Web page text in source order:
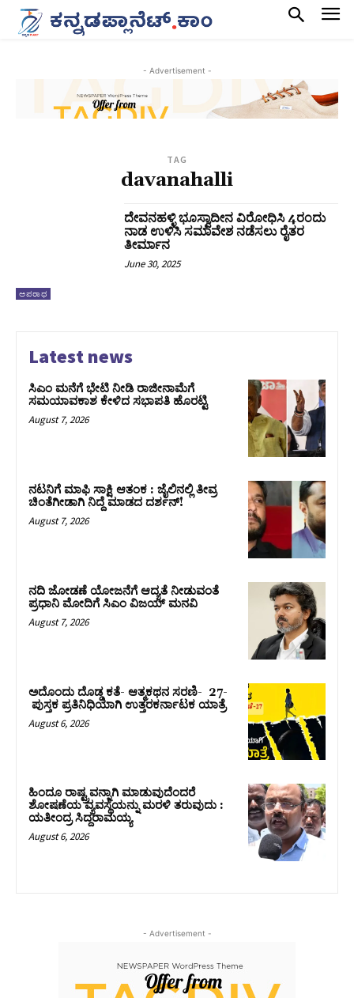
- Advertisement -
TAG
davanahalli
ಅಪರಾಧ
ದೇವನಹಳ್ಳಿ ಭೂಸ್ವಾದೀನ ವಿರೋಧಿಸಿ 4ರಂದು
ನಾಡ ಉಳಿಸಿ ಸಮಾವೇಶ ನಡೆಸಲು ರೈತರ
ತೀರ್ಮಾನ
June 30, 2025
Latest news
ಸಿಎಂ ಮನೆಗೆ ಭೇಟಿ ನೀಡಿ ರಾಜೀನಾಮೆಗೆ
ಸಮಯಾವಕಾಶ ಕೇಳಿದ ಸಭಾಪತಿ ಹೊರಟ್ಟಿ
August 7, 2026
ನಟನಿಗೆ ಮಾಫಿ ಸಾಕ್ಷಿ ಆತಂಕ : ಜೈಲಿನಲ್ಲಿ ತೀವ್ರ
ಚಿಂತೆಗೀಡಾಗಿ ನಿದ್ದೆ ಮಾಡದ ದರ್ಶನ್!
August 7, 2026
ನದಿ ಜೋಡಣೆ ಯೋಜನೆಗೆ ಆದ್ಯತೆ ನೀಡುವಂತೆ
ಪ್ರಧಾನಿ ಮೋದಿಗೆ ಸಿಎಂ ವಿಜಯ್‌ ಮನವಿ
August 7, 2026
ಅದೊಂದು ದೊಡ್ಡ ಕತೆ- ಆತ್ಮಕಥನ ಸರಣಿ- 27-
ಪುಸ್ತಕ ಪ್ರತಿನಿಧಿಯಾಗಿ ಉತ್ತರಕರ್ನಾಟಕ ಯಾತ್ರೆ
August 6, 2026
ಹಿಂದೂ ರಾಷ್ಟ್ರವನ್ನಾಗಿ ಮಾಡುವುದೆಂದರೆ
ಶೋಷಣೆಯ ವ್ಯವಸ್ಥೆಯನ್ನು ಮರಳಿ ತರುವುದು :
ಯತೀಂದ್ರ ಸಿದ್ದರಾಮಯ್ಯ
August 6, 2026
- Advertisement -